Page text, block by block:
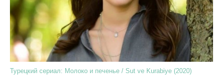
Турецкий сериал: Молоко и печенье / Sut ve Kurabiye (2020)